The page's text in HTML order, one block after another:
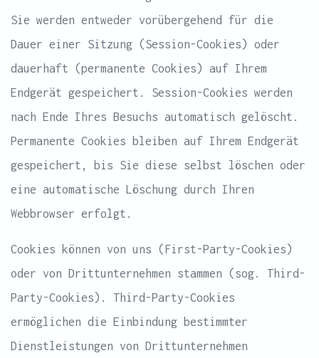
Sie werden entweder vorübergehend für die
Dauer einer Sitzung (Session-Cookies) oder
dauerhaft (permanente Cookies) auf Ihrem
Endgerät gespeichert. Session-Cookies werden
nach Ende Ihres Besuchs automatisch gelöscht.
Permanente Cookies bleiben auf Ihrem Endgerät
gespeichert, bis Sie diese selbst löschen oder
eine automatische Löschung durch Ihren
Webbrowser erfolgt.
Cookies können von uns (First-Party-Cookies)
oder von Drittunternehmen stammen (sog. Third-
Party-Cookies). Third-Party-Cookies
ermöglichen die Einbindung bestimmter
Dienstleistungen von Drittunternehmen